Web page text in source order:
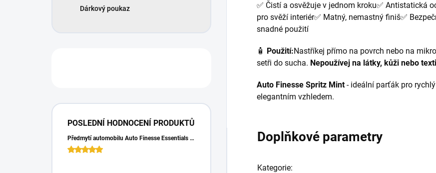
Dárkový poukaz
POSLEDNÍ HODNOCENÍ PRODUKTŮ
Předmytí automobilu Auto Finesse Essentials Pre-Wash (500 ml)
✅ Čistí a osvěžuje v jednom kroku✅ Antistatická
pro svěží interiér✅ Matný, nemastný finiš✅
snadné použití
🧴 Použití:Nastříkej přímo na povrch nebo na
setři do sucha. Nepoužívej na látky, kůži nebo
Auto Finesse Spritz Mint- ideální parťák pro
elegantním vzhledem.
Doplňkové parametry
Kategorie: